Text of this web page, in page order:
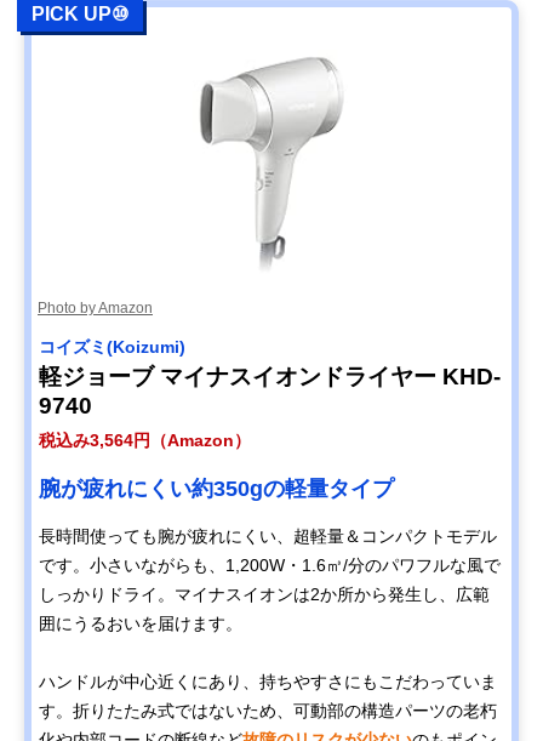
PICK UP⑩
Photo by Amazon
コイズミ(Koizumi)
軽ジョーブ マイナスイオンドライヤー KHD-
9740
税込み3,564円（Amazon）
腕が疲れにくい約350gの軽量タイプ
長時間使っても腕が疲れにくい、超軽量＆コンパクトモデル
です。小さいながらも、1,200W・1.6㎥/分のパワフルな風で
しっかりドライ。マイナスイオンは2か所から発生し、広範
囲にうるおいを届けます。
ハンドルが中心近くにあり、持ちやすさにもこだわっていま
す。折りたたみ式ではないため、可動部の構造パーツの老朽